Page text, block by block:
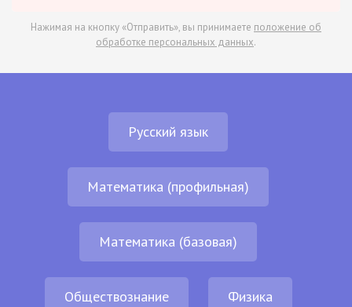
Нажимая на кнопку «Отправить», вы принимаете положение об
обработке персональных данных.
Русский язык
Математика (профильная)
Математика (базовая)
Обществознание Физика